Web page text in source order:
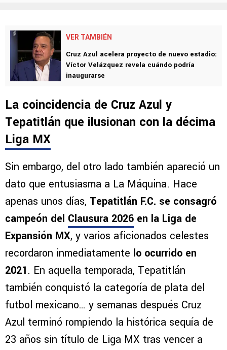
VER TAMBIÉN
Cruz Azul acelera proyecto de nuevo estadio:
Víctor Velázquez revela cuándo podría
inaugurarse
La coincidencia de Cruz Azul y
Tepatitlán que ilusionan con la décima
Liga MX
Sin embargo, del otro lado también apareció un
dato que entusiasma a La Máquina. Hace
apenas unos días, Tepatitlán F.C. se consagró
campeón del Clausura 2026 en la Liga de
Expansión MX, y varios aficionados celestes
recordaron inmediatamente lo ocurrido en
2021. En aquella temporada, Tepatitlán
también conquistó la categoría de plata del
futbol mexicano… y semanas después Cruz
Azul terminó rompiendo la histórica sequía de
23 años sin título de Liga MX tras vencer a